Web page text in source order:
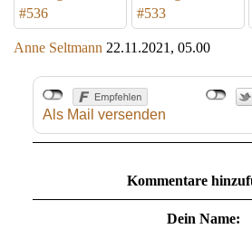
#536
#533
Anne Seltmann 22.11.2021, 05.00
Als Mail versenden
Kommentare
Dein Name: